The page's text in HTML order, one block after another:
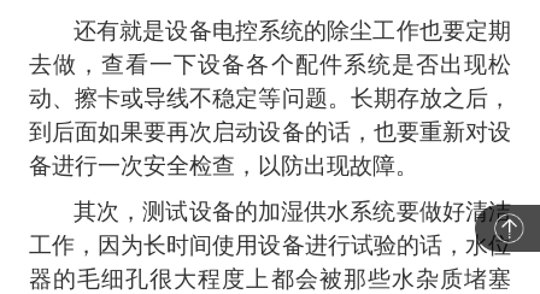
还有就是设备电控系统的除尘工作也要定期
去做，查看一下设备各个配件系统是否出现松
动、擦卡或导线不稳定等问题。长期存放之后，
到后面如果要再次启动设备的话，也要重新对设
备进行一次安全检查，以防出现故障。
其次，测试设备的加湿供水系统要做好清洁
工作，因为长时间使用设备进行试验的话，水位
器的毛细孔很大程度上都会被那些水杂质堵塞